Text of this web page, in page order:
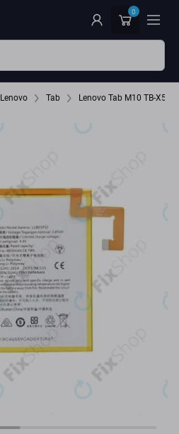
0
Lenovo Tab Lenovo Tab M10 TB-X505